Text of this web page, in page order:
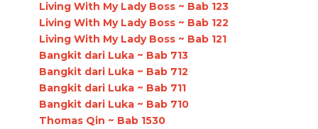
Living With My Lady Boss ~ Bab 123
Living With My Lady Boss ~ Bab 122
Living With My Lady Boss ~ Bab 121
Bangkit dari Luka ~ Bab 713
Bangkit dari Luka ~ Bab 712
Bangkit dari Luka ~ Bab 711
Bangkit dari Luka ~ Bab 710
Thomas Qin ~ Bab 1530